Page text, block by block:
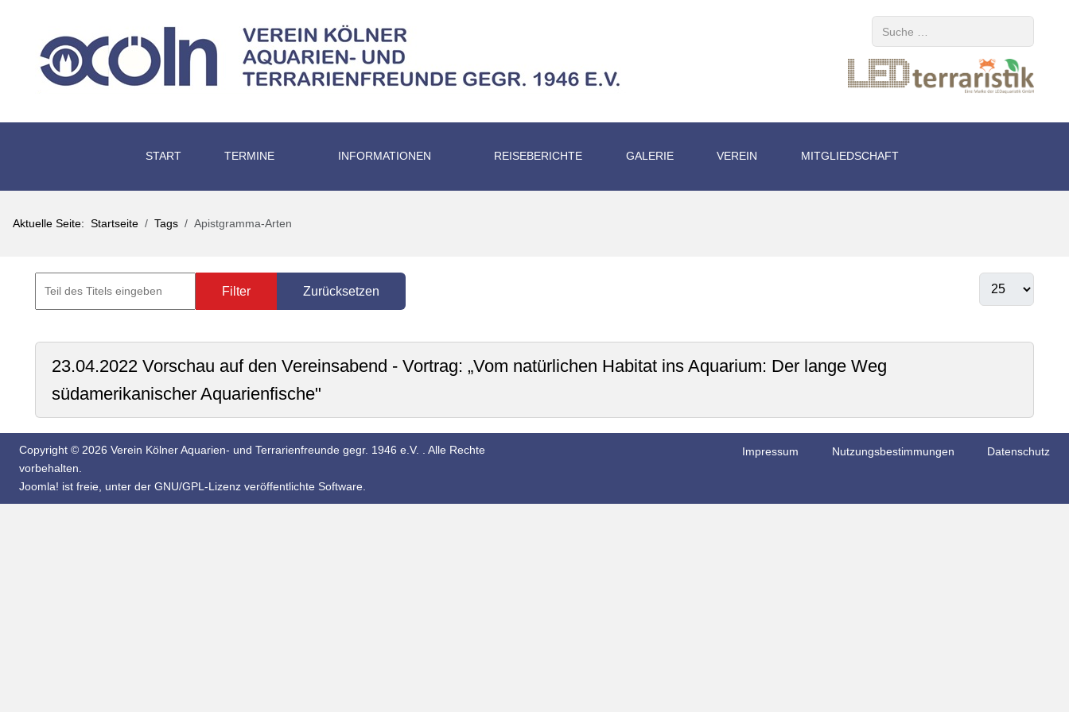
START TERMINE INFORMATIONEN REISEBERICHTE GALERIE VEREIN MITGLIEDSCHAFT
Aktuelle Seite: Startseite Tags Apistgramma-Arten
Filter Zurücksetzen
23.04.2022 Vorschau auf den Vereinsabend - Vortrag: „Vom natürlichen Habitat ins Aquarium: Der lange Weg
südamerikanischer Aquarienfische"
Copyright © 2026 Verein Kölner Aquarien- und Terrarienfreunde gegr. 1946 e.V. . Alle Rechte
vorbehalten.
Joomla! ist freie, unter der GNU/GPL-Lizenz veröffentlichte Software.
Impressum Nutzungsbestimmungen Datenschutz